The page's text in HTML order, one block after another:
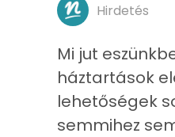
Hirdetés
Mi jut
háztartások
lehetőségek
semmihez